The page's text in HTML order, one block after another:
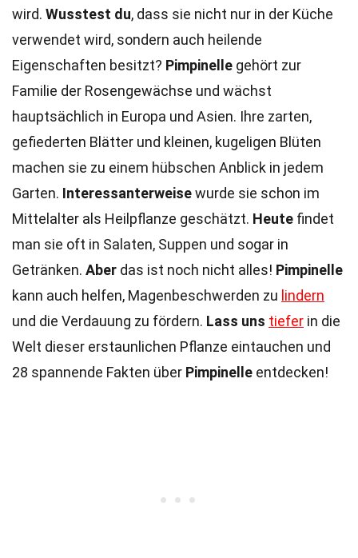
wird. Wusstest du, dass sie nicht nur in der Küche
verwendet wird, sondern auch heilende
Eigenschaften besitzt? Pimpinelle gehört zur
Familie der Rosengewächse und wächst
hauptsächlich in Europa und Asien. Ihre zarten,
gefiederten Blätter und kleinen, kugeligen Blüten
machen sie zu einem hübschen Anblick in jedem
Garten. Interessanterweisewurde sie schon im
Mittelalter als Heilpflanze geschätzt. Heute findet
man sie oft in Salaten, Suppen und sogar in
Getränken. Aber das ist noch nicht alles! Pimpinelle
kann auch helfen, Magenbeschwerden zu lindern
und die Verdauung zu fördern. Lass uns tiefer in die
Welt dieser erstaunlichen Pflanze eintauchen und
28 spannende Fakten über Pimpinelle entdecken!